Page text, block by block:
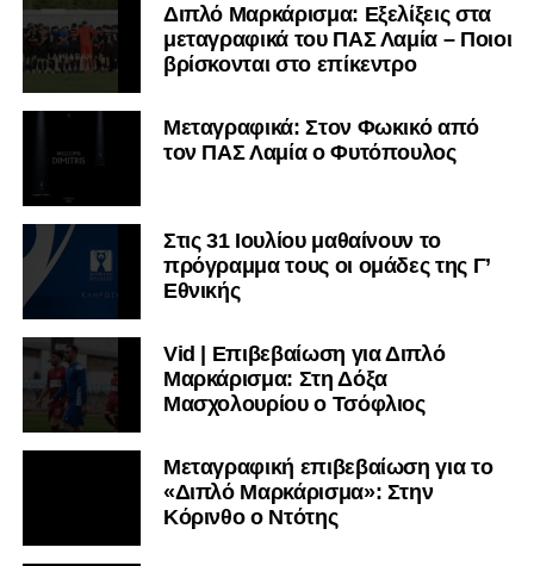
Διπλό Μαρκάρισμα: Εξελίξεις στα
μεταγραφικά του ΠΑΣ Λαμία – Ποιοι
βρίσκονται στο επίκεντρο
Μεταγραφικά: Στον Φωκικό από
τον ΠΑΣ Λαμία ο Φυτόπουλος
Στις 31 Ιουλίου μαθαίνουν το
πρόγραμμα τους οι ομάδες της Γ’
Εθνικής
Vid | Επιβεβαίωση για Διπλό
Μαρκάρισμα: Στη Δόξα
Μασχολουρίου ο Τσόφλιος
Μεταγραφική επιβεβαίωση για το
«Διπλό Μαρκάρισμα»: Στην
Κόρινθο ο Ντότης